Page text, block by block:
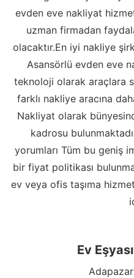
evden eve nakliyat
uzman firmadan
olacaktır.En iyi nakliye
Asansörlü evden eve
teknoloji olarak araçlara
farklı nakliye aracına
Nakliyat olarak
kadrosu
yorumları Tüm bu geniş
bir fiyat politikası
ev veya ofis taşıma
Ev